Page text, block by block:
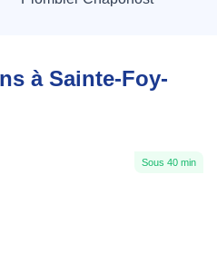
à Sainte-Foy-
Sous 40 min